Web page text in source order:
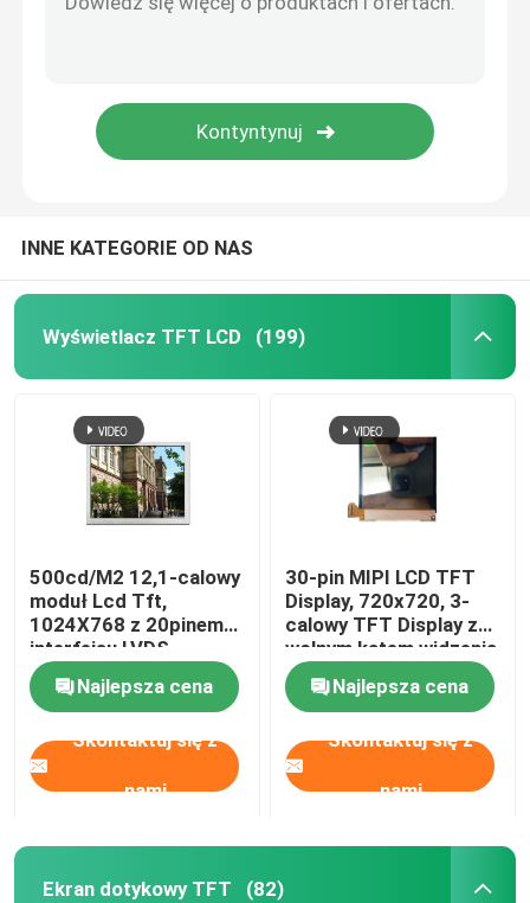
INNE KATEGORIE OD NAS
Wyświetlacz TFT LCD (199)
500cd/M2 12,1-calowy
moduł Lcd Tft,
1024X768 z 20pinem
interfejsu LVDS
Najlepsza cena
Skontaktuj się z
nami
30-pin MIPI LCD TFT
Display, 720x720, 3-
calowy TFT Display z
wolnym kątem widzenia
Najlepsza cena
Skontaktuj się z
nami
Ekran dotykowy TFT (82)